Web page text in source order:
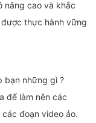
nâng cao và khắc
thực hành vững
bạn những gì ?
để làm nên các
đoạn video ảo.